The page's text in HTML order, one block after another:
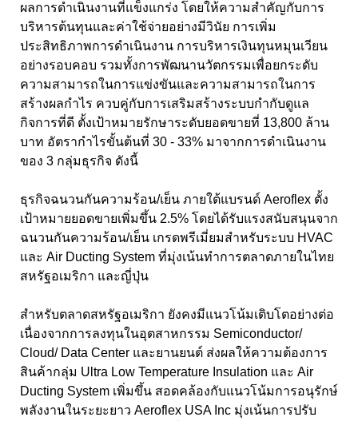
ผลการดำเนินงานที่แข็งแกร่ง โดยให้ความสำคัญกับการ
บริหารต้นทุนและค่าใช้จ่ายอย่างมีวินัย การเพิ่ม
ประสิทธิภาพการดำเนินงาน การบริหารเงินทุนหมุนเวียน
อย่างรอบคอบ รวมทั้งการพัฒนานวัตกรรมเพื่อยกระดับ
ความสามารถในการแข่งขันและความสามารถในการ
สร้างผลกำไร ควบคู่กับการเสริมสร้างระบบกำกับดูแล
กิจการที่ดี ตั้งเป้าหมายรักษาระดับยอดขายที่ 13,800 ล้าน
บาท อัตรากำไรขั้นต้นที่ 30 - 33% มาจากการดำเนินงาน
ของ 3 กลุ่มธุรกิจ ดังนี้
ธุรกิจฉนวนกันความร้อน/เย็น ภายใต้แบรนด์ Aeroflex ตั้ง
เป้าหมายยอดขายเพิ่มขึ้น 2.5% โดยได้รับแรงสนับสนุนจาก
ฉนวนกันความร้อน/เย็น เกรดพรีเมี่ยมสำหรับระบบ HVAC
และ Air Ducting System ที่มุ่งเน้นทำการตลาดภายในไทย
สหรัฐอเมริกา และญี่ปุ่น
สำหรับตลาดสหรัฐอเมริกา ยังคงมีแนวโน้มเติบโตอย่างต่อ
เนื่องจากการลงทุนในอุตสาหกรรม Semiconductor/
Cloud/ Data Center และยานยนต์ ส่งผลให้ความต้องการ
สินค้ากลุ่ม Ultra Low Temperature Insulation และ Air
Ducting System เพิ่มขึ้น สอดคล้องกับแนวโน้มการอนุรักษ์
พลังงานในระยะยาว Aeroflex USA Inc มุ่งเน้นการปรับ